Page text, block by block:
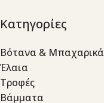
Κατηγορίες
Βότανα & Μπαχαρικά
Έλαια
Τροφές
Βάμματα